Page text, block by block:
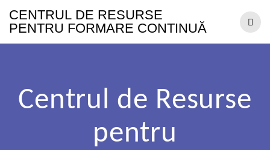
CENTRUL DE RESURSE
PENTRU FORMARE CONTINUĂ
Centrul de Resurse
pentru